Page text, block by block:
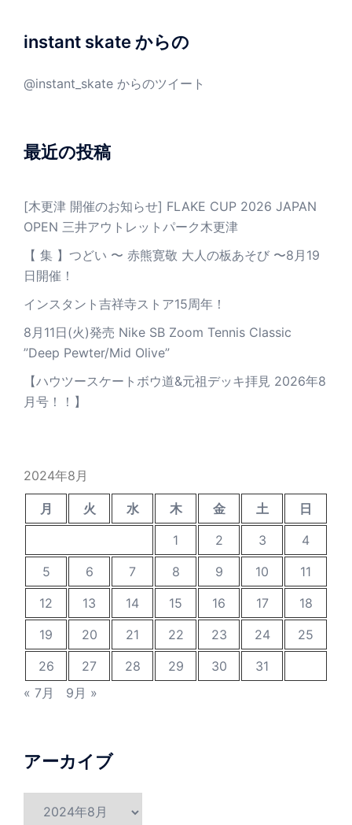
instant skate からの
@instant_skate からのツイート
最近の投稿
[木更津 開催のお知らせ] FLAKE CUP 2026 JAPAN
OPEN 三井アウトレットパーク木更津
【 集 】つどい 〜 赤熊寛敬 大人の板あそび 〜8月19
日開催！
インスタント吉祥寺ストア15周年！
8月11日(火)発売 Nike SB Zoom Tennis Classic
”Deep Pewter/Mid Olive”
【ハウツースケートボウ道&元祖デッキ拝見 2026年8
月号！！】
2024年8月
月 火 水 木 金 土
日
1
2 3
4
5
6 7 8 9 10
11
12
13 14 15 16 17
18
19
20 21 22 23 24
25
26
27 28 29 30
31
« 7月
9月 »
アーカイブ